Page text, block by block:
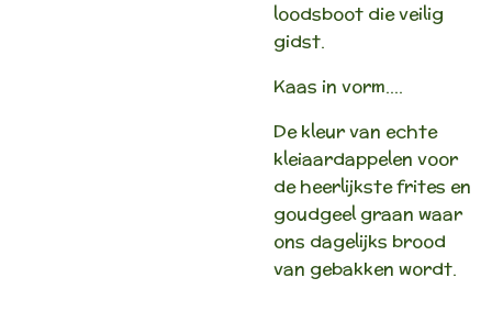
loodsboot die veilig
gidst.
Kaas in vorm….
De kleur van echte
kleiaardappelen voor
de heerlijkste frites en
goudgeel graan waar
ons dagelijks brood
van gebakken wordt.